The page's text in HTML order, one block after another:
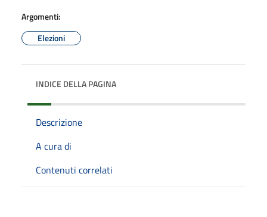
Argomenti:
Elezioni
INDICE DELLA PAGINA
Descrizione
A cura di
Contenuti correlati